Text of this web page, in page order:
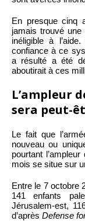
En presque cinq
jamais trouvé
inéligible à
confiance à ce
a résulté a été
aboutirait à ces
L’ampleur
sera peut-
Le fait que
nouveau ou
pourtant
mois se situe sur
Entre le 7 octobre
141 enfants
Jérusalem-est,
d’après Defense